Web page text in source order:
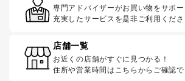
専門アドバイザーがお買い物をサポー
充実したサービスを是非ご利用くださ
店舗一覧
お近くの店舗がすぐに見つかる！
住所や営業時間はこちらからご確認で